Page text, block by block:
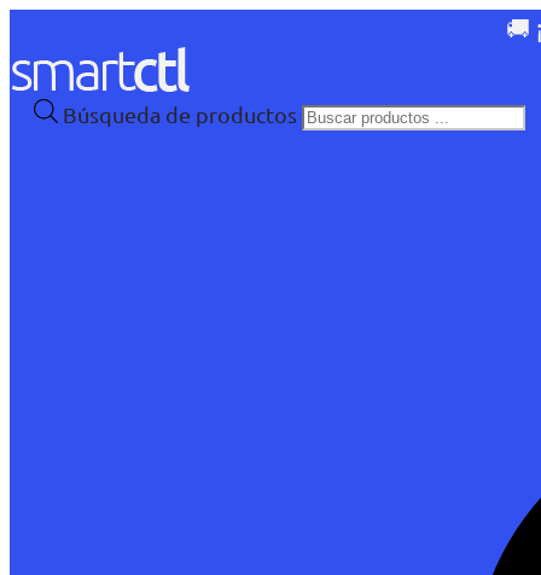
🚚
Búsqueda de productos